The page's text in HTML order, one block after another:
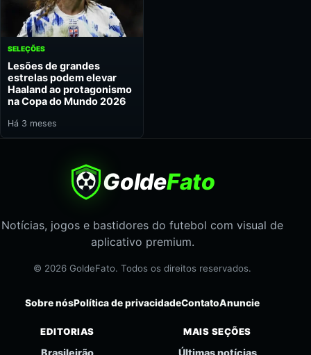
SELEÇÕES
Lesões de grandes
estrelas podem elevar
Haaland ao protagonismo
na Copa do Mundo 2026
Há 3 meses
GoldeFato
Notícias, jogos e bastidores do futebol com visual de
aplicativo premium.
© 2026 GoldeFato. Todos os direitos reservados.
Sobre nósPolítica de privacidadeContatoAnuncie
EDITORIAS
Brasileirão
MAIS SEÇÕES
Últimas notícias